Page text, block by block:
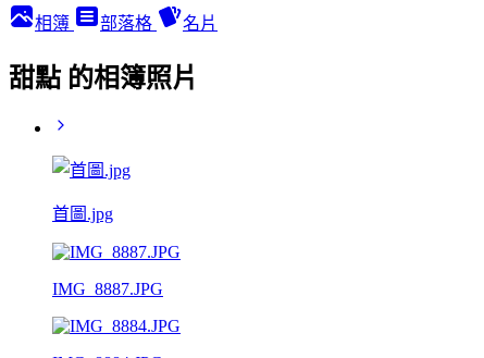
相簿 部落格 名片
甜點 的相簿照片
首圖.jpg
IMG_8887.JPG